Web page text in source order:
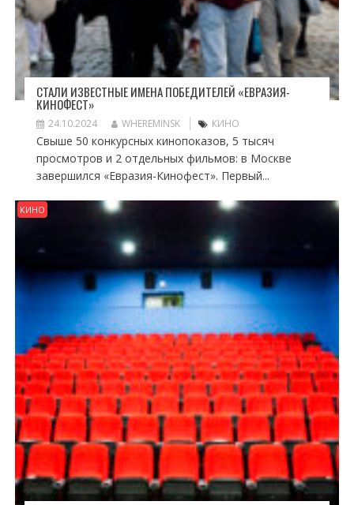
СТАЛИ ИЗВЕСТНЫЕ ИМЕНА ПОБЕДИТЕЛЕЙ «ЕВРАЗИЯ-
КИНОФЕСТ»
24.10.2024 WHEREMINSK КИНО
Свыше 50 конкурсных кинопоказов, 5 тысяч
просмотров и 2 отдельных фильмов: в Москве
завершился «Евразия-Кинофест». Первый...
КИНО